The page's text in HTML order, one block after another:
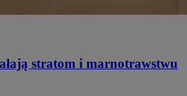
stratom i marnotrawstwu